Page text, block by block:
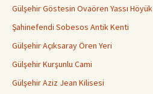
Gülşehir Göstesin Ovaören Yassı Höyük
Şahinefendi Sobesos Antik Kenti
Gülşehir Açıksaray Ören Yeri
Gülşehir Kurşunlu Cami
Gülşehir Aziz Jean Kilisesi